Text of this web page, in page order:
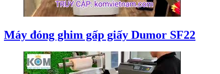
Máy đóng ghim gấp giấy Dumor SF22